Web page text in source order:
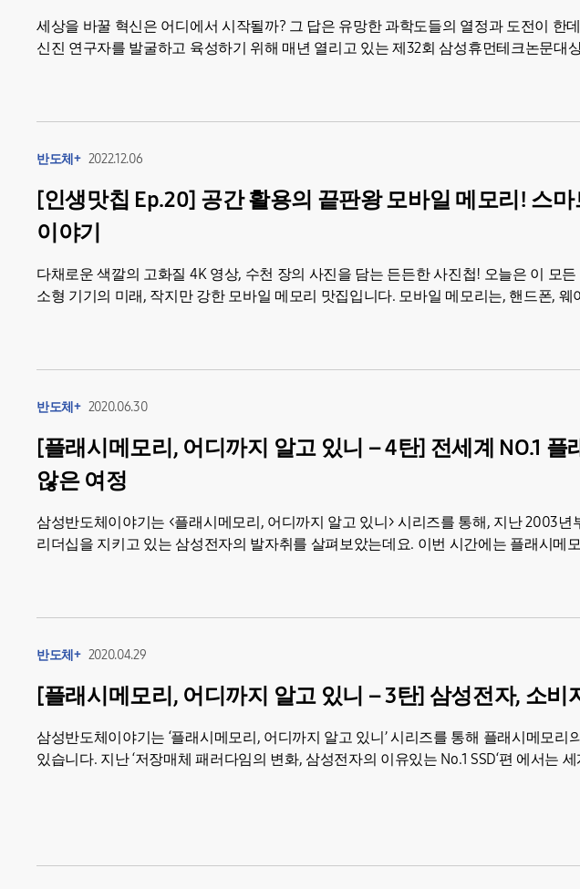
세상을 바꿀 혁신은 어디에서 시작될까? 그 답은 유망한 과학도들의 열정과 도전이 한
신진 연구자를 발굴하고 육성하기 위해 매년 열리고 있는 제32회 삼성휴먼테크논문대
반도체+ 2022.12.06
[인생맛칩 Ep.20] 공간 활용의 끝판왕 모바일 메모리! 스마
이야기
다채로운 색깔의 고화질 4K 영상, 수천 장의 사진을 담는 든든한 사진첩! 오늘은 이 모
소형 기기의 미래, 작지만 강한 모바일 메모리 맛집입니다. 모바일 메모리는, 핸드폰,
반도체+ 2020.06.30
[플래시메모리, 어디까지 알고 있니 – 4탄] 전세계 NO.1 플
않은 여정
삼성반도체이야기는 <플래시메모리, 어디까지 알고 있니> 시리즈를 통해, 지난 2003년
리더십을 지키고 있는 삼성전자의 발자취를 살펴보았는데요. 이번 시간에는 플래시메
반도체+ 2020.04.29
[플래시메모리, 어디까지 알고 있니 – 3탄] 삼성전자, 소비
삼성반도체이야기는 ‘플래시메모리, 어디까지 알고 있니’ 시리즈를 통해 플래시메모
있습니다. 지난 ‘저장매체 패러다임의 변화, 삼성전자의 이유있는 No.1 SSD‘편 에서는